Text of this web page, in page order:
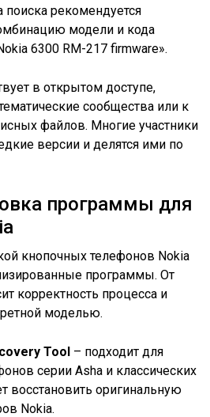
поиска рекомендуется
модели и кода
6300 RM-217 firmware».
в открытом доступе,
сообщества или к
файлов. Многие участники
версии и делятся ими по
программы для
кнопочных телефонов Nokia
программы. От
корректность процесса и
моделью.
Tool – подходит для
серии Asha и классических
восстановить оригинальную
Nokia.